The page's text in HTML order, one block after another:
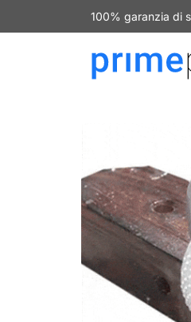
100% garanzia di